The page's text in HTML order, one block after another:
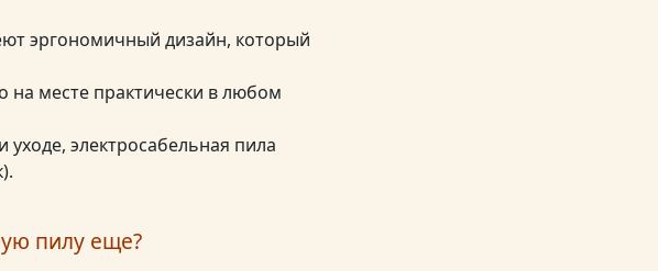
эргономичный дизайн, который
на месте практически в любом
электросабельная пила
пилу еще?